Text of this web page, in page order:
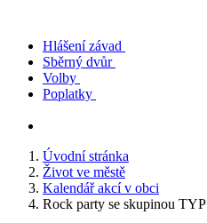
Hlášení závad
Sběrný dvůr
Volby
Poplatky
Úvodní stránka
Život ve městě
Kalendář akcí v obci
Rock party se skupinou TYP